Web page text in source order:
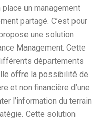
un management
partagé. C’est pour
une solution
Management. Cette
départements
offre la possibilité de
et non financière d’une
l’information du terrain
Cette solution